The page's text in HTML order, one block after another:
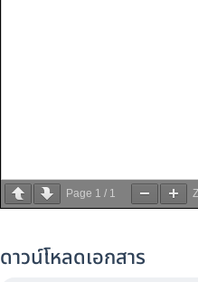
Page 1 / 1
ดาวน์โหลดเอกสาร